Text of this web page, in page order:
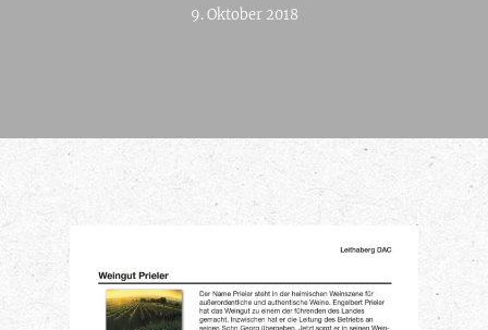
9. Oktober 2018